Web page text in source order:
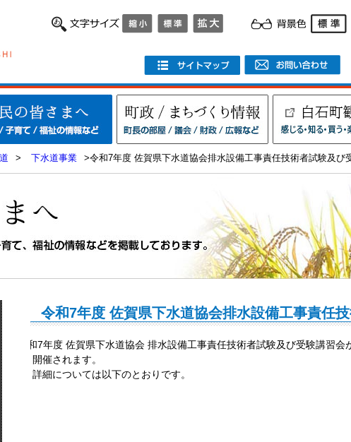
> 下水道事業 >令和7年度 佐賀県下水道協会排水設備工事責任技術者試験及び
令和7年度 佐賀県下水道協会排水設備工事責任
令和7年度 佐賀県下水道協会 排水設備工事責任技術者試験及び受験講習会
開催されます。
詳細については以下のとおりです。